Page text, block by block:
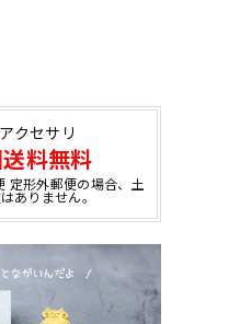
クセサリ
料無料
定形外郵便の場合、土
ありません。